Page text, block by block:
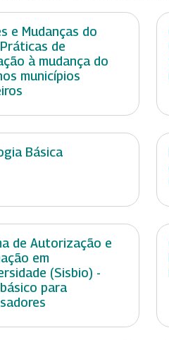
e Mudanças do
de
à mudança do
municípios
Básica
de Autorização e
em
(Sisbio) -
para